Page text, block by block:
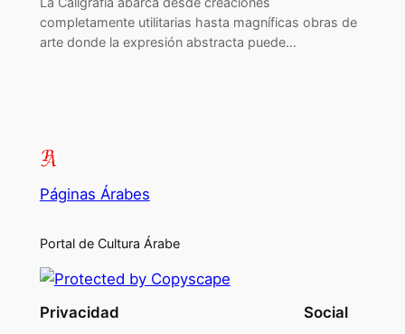
completamente utilitarias hasta magníficas obras de
arte donde la expresión abstracta puede…
Páginas Árabes
Portal de Cultura Árabe
Privacidad Social